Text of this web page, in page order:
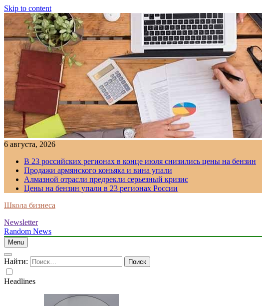
Skip to content
6 августа, 2026
В 23 российских регионах в конце июля снизились цены на бензин
Продажи армянского коньяка и вина упали
Алмазной отрасли предрекли серьезный кризис
Цены на бензин упали в 23 регионах России
Школа бизнеса
Newsletter
Random News
Menu
Найти:
Headlines